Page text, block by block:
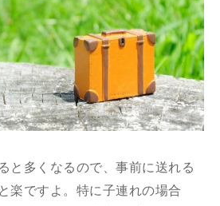
と多くなるので、事前に送れる
楽ですよ。特に子連れの場合